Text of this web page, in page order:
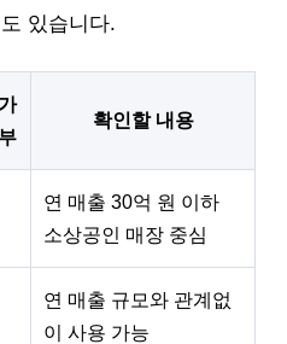
있습니다.
확인할 내용
연 매출 30억 원 이하
소상공인 매장 중심
연 매출 규모와 관계없
이 사용 가능